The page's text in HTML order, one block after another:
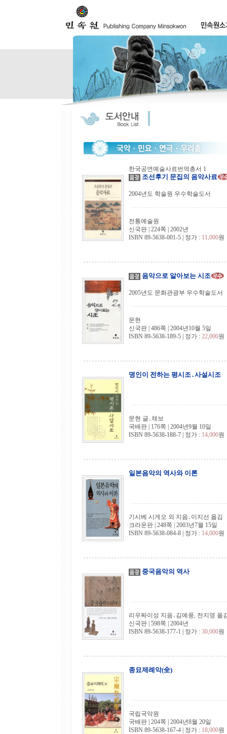
한국공연예술사료번역총서 1
조선후기 문집의 음악사료
2004년도 학술원 우수학술도서
전통예술원
신국판 | 224쪽 | 2002년
ISBN 89-5638-001-5 | 정가 : 11,000원
음악으로 알아보는 시조
2005년도 문화관광부 우수학술도서
문현
신국판 | 486쪽 | 2004년10월 5일
ISBN 89-5638-189-5 | 정가 : 22,000원
명인이 전하는 평시조․사설시조
문현 글․채보
국배판 | 176쪽 | 2004년9월 10일
ISBN 89-5638-188-7 | 정가 : 14,000원
일본음악의 역사와 이론
기시베 시게오 외 지음․이지선 옮김
크라운판 | 248쪽 | 2003년7월 15일
ISBN 89-5638-084-8 | 정가 : 14,000원
중국음악의 역사
리우짜이성 지음․김예풍, 전지영 옮
신국판 | 598쪽 | 2004년
ISBN 89-5638-177-1 | 정가 : 30,000원
종묘제례악(全)
국립국악원
국배판 | 204쪽 | 2004년8월 20일
ISBN 89-5638-167-4 | 정가 : 18,000원